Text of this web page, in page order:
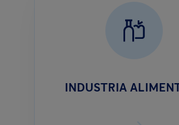
INDUSTRIA